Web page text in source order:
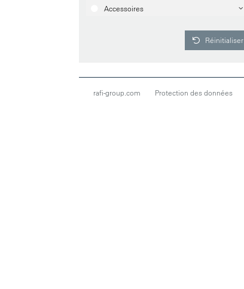
Accessoires
Réinitialiser
rafi-group.com Protection des données